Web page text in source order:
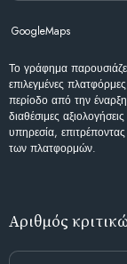
GoogleMaps
Το γράφημα
επιλεγμένες
περίοδο από την
διαθέσιμες
υπηρεσία,
των πλατφορμών.
Αριθμός